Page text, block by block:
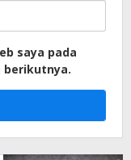
saya pada
berikutnya.